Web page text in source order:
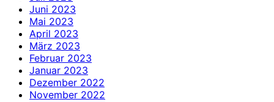
Juni 2023
Mai 2023
April 2023
März 2023
Februar 2023
Januar 2023
Dezember 2022
November 2022